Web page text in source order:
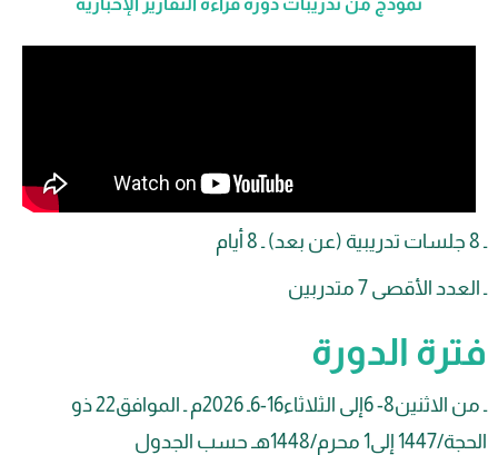
نموذج من تدريبات دورة قراءة التقارير الإخبارية
7 متدربين
الدورة
ـ من الاثنين8- 6إلى الثلاثاء16-6ـ 2026م ـ الموافق22 ذو
الجدول